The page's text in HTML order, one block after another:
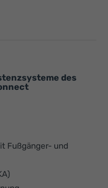
des
Fußgänger- und